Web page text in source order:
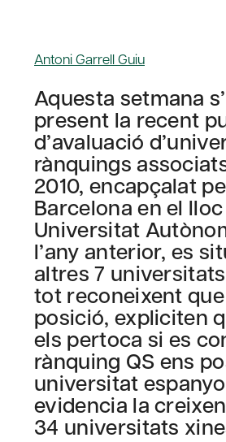
Antoni Garrell Guiu
Aquesta setmana
present la recent
d’avaluació
rànquings
2010, encapçalat
Barcelona en el
Universitat
l’any anterior, es
altres 7
tot reconeixent
posició, expliciten
els pertoca si es
rànquing QS ens
universitat
evidencia la
34 universitats